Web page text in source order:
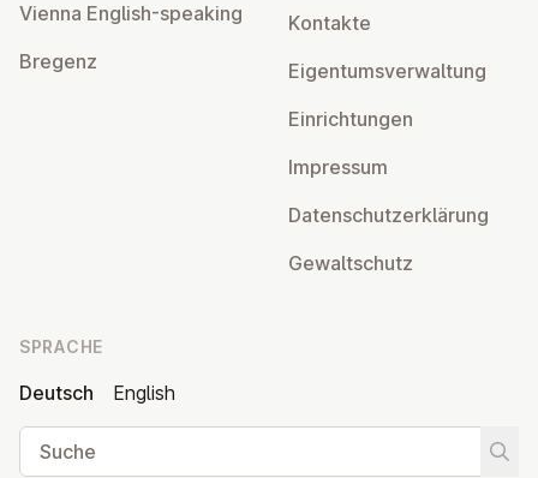
Vienna English-speaking
Bregenz
Kontakte
Ei­gen­tums­ver­wal­tung
Ein­rich­tun­gen
Impressum
Da­ten­schutz­er­klä­rung
Ge­walt­schutz
SPRACHE
Deutsch
English
Suche